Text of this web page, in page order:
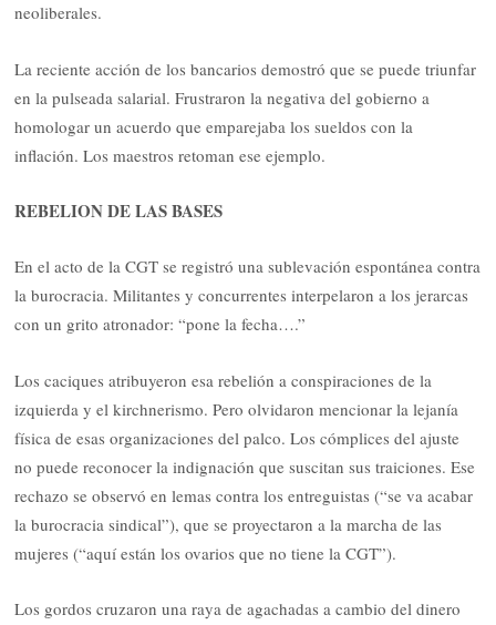
neoliberales.
La reciente acción de los bancarios demostró que se puede triunfar
en la pulseada salarial. Frustraron la negativa del gobierno a
homologar un acuerdo que emparejaba los sueldos con la
inflación. Los maestros retoman ese ejemplo.
REBELION DE LAS BASES
En el acto de la CGT se registró una sublevación espontánea contra
la burocracia. Militantes y concurrentes interpelaron a los jerarcas
con un grito atronador: “pone la fecha….”
Los caciques atribuyeron esa rebelión a conspiraciones de la
izquierda y el kirchnerismo. Pero olvidaron mencionar la lejanía
física de esas organizaciones del palco. Los cómplices del ajuste
no puede reconocer la indignación que suscitan sus traiciones. Ese
rechazo se observó en lemas contra los entreguistas (“se va acabar
la burocracia sindical”), que se proyectaron a la marcha de las
mujeres (“aquí están los ovarios que no tiene la CGT”).
Los gordos cruzaron una raya de agachadas a cambio del dinero